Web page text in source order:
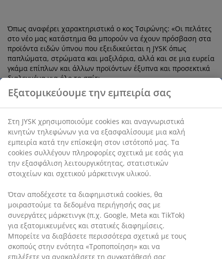
Όπως αναφέρει χαρακτηριστικά ο κος Τσιρώνης: «Οι πελάτες
στο νέο μας κατάστημα θα μπορούν να έχουν πρόσβαση στα
προϊόντα ειδών ύπνου που εξειδικεύεται η JYSK όπως
παπλώματα, στρώματα και μαξιλάρια, αλλά και σε μια ευρεία
γκάμα επίπλων και άλλων προϊόντων έξυπνα και προσεκτικά
διαλεγμένα για όλο το σπίτι.
Στόχος μας είναι να απολαμβάνουν κάθε εβδομάδα
κατάστημα, το e-shop JYSK.gr αλλά και την υπηρεσία μας
Click & Collect».
Το κατάστημα έχει 8 υπαλλήλους.
Ο χώρος πωλήσεων του καταστήματος είναι πάνω από
1.000 τετραγωνικά μέτρα.
Εξατομικεύουμε την εμπειρία σας
Στη JYSK χρησιμοποιούμε cookies και αναγνωριστικά
κινητών τηλεφώνων για να εξασφαλίσουμε μια καλή
εμπειρία κατά την επίσκεψη στον ιστότοπό μας. Τα
cookies συλλέγουν πληροφορίες σχετικά με εσάς για
την εξασφάλιση λειτουργικότητας, στατιστικών
στοιχείων και σχετικού μάρκετινγκ υλικού.
Όταν αποδέχεστε τα διαφημιστικά cookies, θα
μοιραστούμε τα δεδομένα περιήγησής σας με
συνεργάτες μάρκετινγκ (π.χ. Google, Meta και TikTok)
για εξατομικευμένες και στατικές διαφημίσεις.
Μπορείτε να διαβάσετε περισσότερα σχετικά με τους
σκοπούς στην ενότητα «Τροποποίηση» και να
επιλέξετε να ανακαλέσετε τη συγκατάθεσή σας